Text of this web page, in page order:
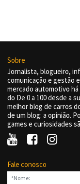
Sobre
Jornalista, blogueiro,
comunicação e gestão
mercado automotivo há
do De 0 a 100 desde a
melhor blog de carros
de um blog: a opinião.
games e curiosidades
Fale conosco